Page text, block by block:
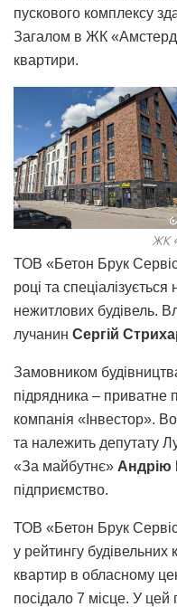
пускового комплексу
Загалом в ЖК
квартири.
ЖК
ТОВ «Бетон Брук
році та
нежитлових будівель.
лучанин Сергій
Замовником
підрядника – приватне
компанія «Інвестор».
та належить депутату
«За майбутнє» Андрію
підприємство.
ТОВ «Бетон Брук
у рейтингу будівельних
квартир в обласному
посідало 7 місце. У цей